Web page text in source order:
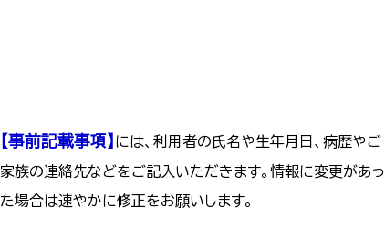
【事前記載事項】 には、利用者の氏名や生年月日、病歴やご
家族の連絡先などをご記入いただきます。情報に変更があっ
た場合は速やかに修正をお願いします。